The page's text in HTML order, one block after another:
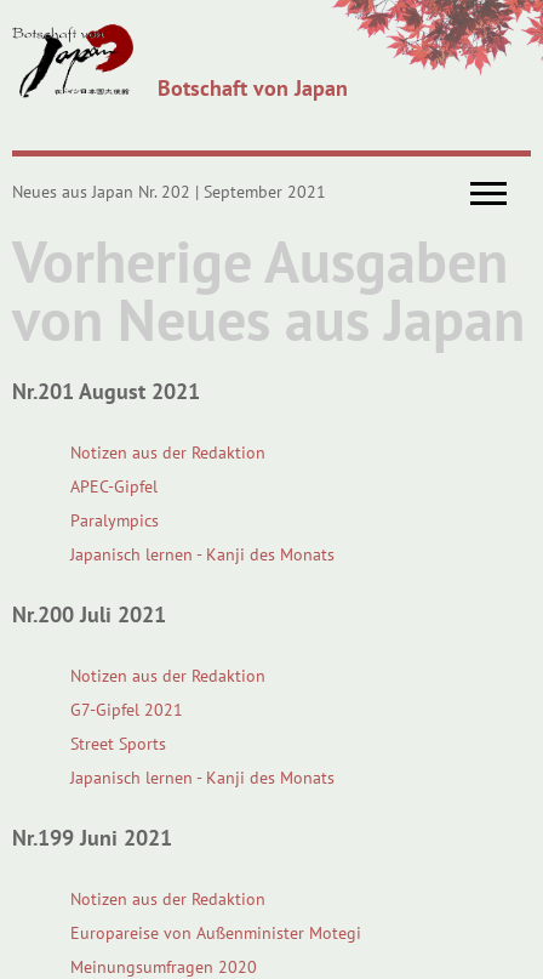
Botschaft von Japan
Neues aus Japan Nr. 202 | September 2021
Vorherige Ausgaben
von Neues aus Japan
Nr.201 August 2021
Notizen aus der Redaktion
APEC-Gipfel
Paralympics
Japanisch lernen - Kanji des Monats
Nr.200 Juli 2021
Notizen aus der Redaktion
G7-Gipfel 2021
Street Sports
Japanisch lernen - Kanji des Monats
Nr.199 Juni 2021
Notizen aus der Redaktion
Europareise von Außenminister Motegi
Meinungsumfragen 2020